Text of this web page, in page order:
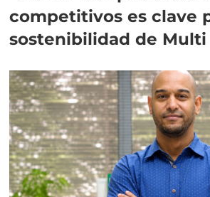
competitivos es clave
sostenibilidad de Multi